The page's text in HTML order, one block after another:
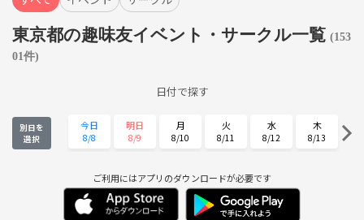
東京都の趣味友イベント・サークル一覧 (153
01件)
日付で探す
別日を
選択
今日
8/8
明日
8/9
月
8/10
火
8/11
水
8/12
木
8/13
8/14 8/15 8/16 8/17 8/18
木
8/20
金
8/21
日
8/23
月
8/24
ご利用にはアプリのダウンロードが必要です